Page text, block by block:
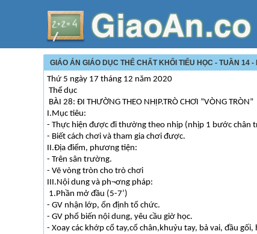
GIÁO ÁN GIÁO DỤC THỂ CHẤT KHỐI TIỂU HỌC - TUẦN 14
Thứ 5 ngày 17 tháng 12 năm 2020
Thể dục
BÀI 28: ĐI THƯỜNG THEO NHỊP.TRÒ CHƠI “VÒNG TRÒN”
I.Mục tiêu:
- Thực hiện được đi thường theo nhịp (nhịp 1 bước chân
- Biết cách chơi và tham gia chơi được.
II.Địa điểm, phương tiện:
- Trên sân trường.
- Vẽ vòng tròn cho trò chơi
III.Nội dung và ph¬ơng pháp:
1.Phần mở đầu (5-7’)
- GV nhận lớp, ổn định tổ chức.
- GV phổ biến nội dung, yêu cầu giờ học.
- Xoay các khớp cổ tay,cổ chân,khuỷu tay, bả vai, đầu gối,